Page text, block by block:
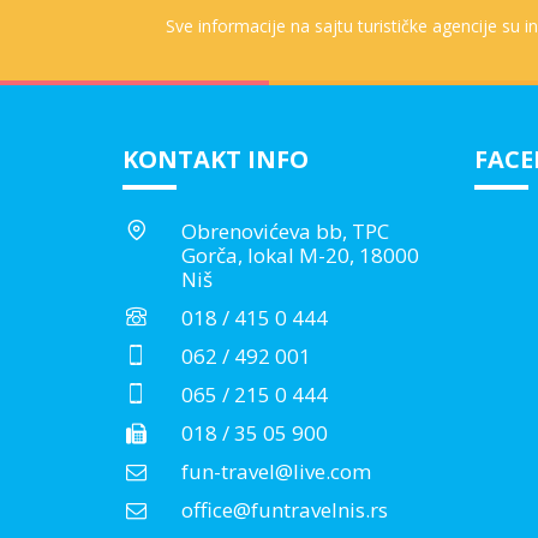
Sve informacije na sajtu turističke agencije su
KONTAKT INFO
Obrenovićeva bb, TPC
Gorča, lokal M-20, 18000
Niš
018 / 415 0 444
062 / 492 001
065 / 215 0 444
018 / 35 05 900
fun-travel@live.com
office@funtravelnis.rs